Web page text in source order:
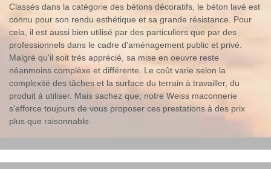
Classés dans la catégorie des bétons décoratifs, le béton lavé est
connu pour son rendu esthétique et sa grande résistance. Pour
cela, il est aussi bien utilisé par des particuliers que par des
professionnels dans le cadre d'aménagement public et privé.
Malgré qu'il soit très apprécié, sa mise en oeuvre reste
néanmoins complèxe et différente. Le coût varie selon la
complexité des tâches et la surface du terrain à travailler, du
produit à utiliser. Mais sachez que, notre Weiss maconnerie
s'efforce toujours de vous proposer ces prestations à des prix
plus que raisonnable.